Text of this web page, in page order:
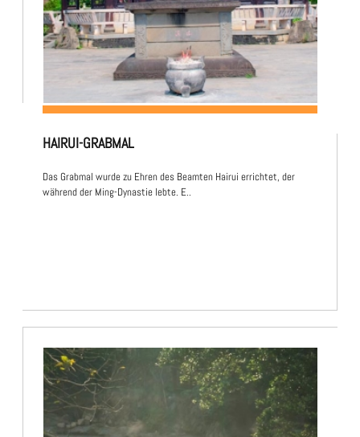
HAIRUI-GRABMAL
Das Grabmal wurde zu Ehren des Beamten Hairui errichtet, der
während der Ming-Dynastie lebte. E..